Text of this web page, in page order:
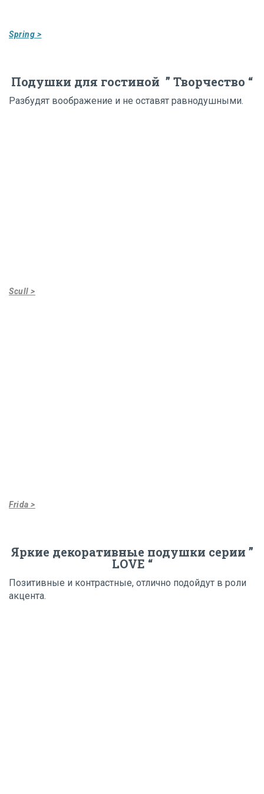
Spring >
Подушки для гостиной ” Творчество “
Разбудят воображение и не оставят равнодушными.
Scull >
Frida >
Яркие декоративные подушки серии ”
LOVE “
Позитивные и контрастные, отлично подойдут в роли
акцента.